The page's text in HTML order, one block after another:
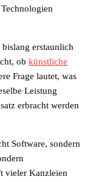
bislang erstaunlich
ob künstliche
Frage lautet, was
Leistung
erbracht werden
Software, sondern
vieler Kanzleien